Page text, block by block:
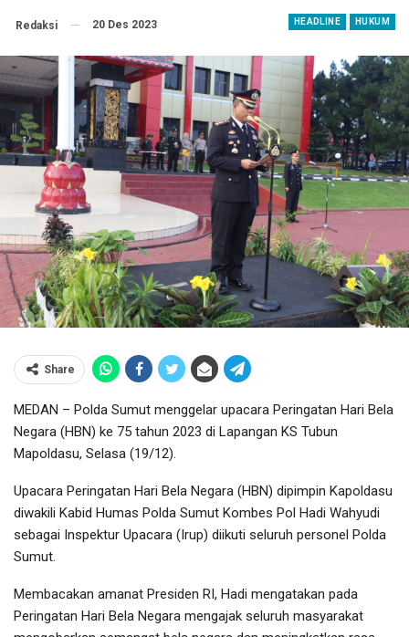
HEADLINE HUKUM
Redaksi 20 Des 2023
Share
MEDAN – Polda Sumut menggelar upacara Peringatan Hari Bela
Negara (HBN) ke 75 tahun 2023 di Lapangan KS Tubun
Mapoldasu, Selasa (19/12).
Upacara Peringatan Hari Bela Negara (HBN) dipimpin Kapoldasu
diwakili Kabid Humas Polda Sumut Kombes Pol Hadi Wahyudi
sebagai Inspektur Upacara (Irup) diikuti seluruh personel Polda
Sumut.
Membacakan amanat Presiden RI, Hadi mengatakan pada
Peringatan Hari Bela Negara mengajak seluruh masyarakat